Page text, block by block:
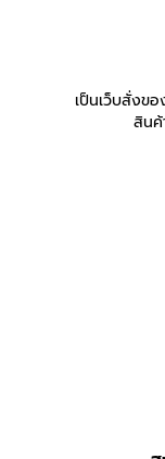
เป็นเว็บสั่งข
สินค้